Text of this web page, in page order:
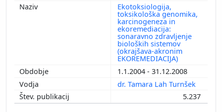
Ekotoksiologija,
toksikološka genomika,
karcinogeneza in
ekoremediacija:
sonaravno zdravljenje
bioloških sistemov
(okrajšava-akronim
EKOREMEDIACIJA)
1.1.2004 - 31.12.2008
dr. Tamara Lah Turnšek
5.237